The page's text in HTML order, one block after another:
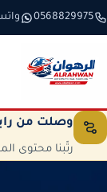
تخطَّ إلى المحتوى
0568829975
وصلت من
رتّبنا محتوى